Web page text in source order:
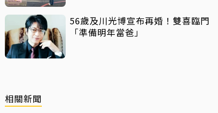
56歲及川光博宣布再婚！雙喜臨門
「準備明年當爸」
相關新聞